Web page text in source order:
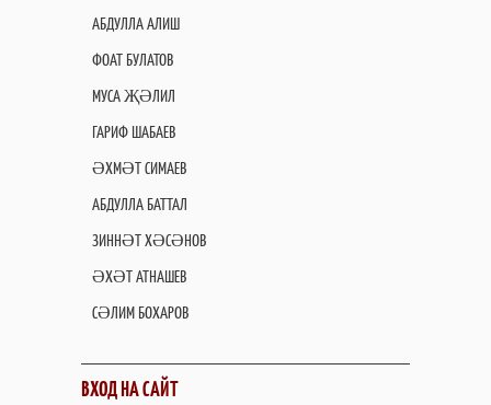
АБДУЛЛА АЛИШ
ФОАТ БУЛАТОВ
МУСА ҖӘЛИЛ
ГАРИФ ШАБАЕВ
ӘХМӘТ СИМАЕВ
АБДУЛЛА БАТТАЛ
ЗИННӘТ ХӘСӘНОВ
ӘХӘТ АТНАШЕВ
СӘЛИМ БОХАРОВ
ВХОД НА САЙТ